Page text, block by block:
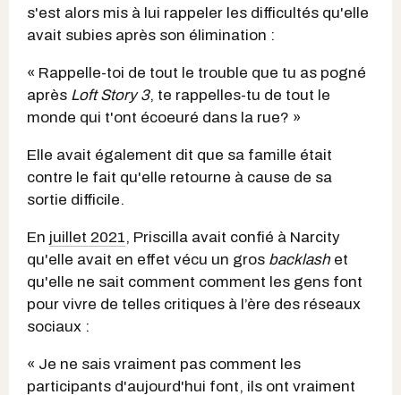
s'est alors mis à lui rappeler les difficultés qu'elle
avait subies après son élimination :
« Rappelle-toi de tout le trouble que tu as pogné
après Loft Story 3, te rappelles-tu de tout le
monde qui t'ont écoeuré dans la rue? »
Elle avait également dit que sa famille était
contre le fait qu'elle retourne à cause de sa
sortie difficile.
En juillet 2021, Priscilla avait confié à Narcity
qu'elle avait en effet vécu un gros backlashet
qu'elle ne sait comment comment les gens font
pour vivre de telles critiques à l’ère des réseaux
sociaux :
« Je ne sais vraiment pas comment les
participants d'aujourd'hui font, ils ont vraiment